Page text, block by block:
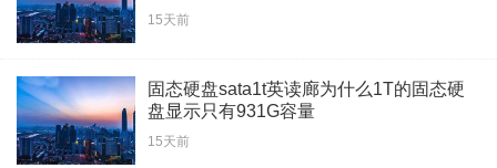
15天前
固态硬盘sata1t英读廊为什么1T的固态硬
盘显示只有931G容量
15天前